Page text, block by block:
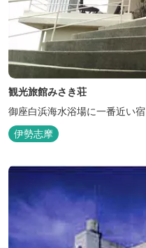
観光旅館みさき荘
御座白浜海水浴場に一番近い宿
伊勢志摩